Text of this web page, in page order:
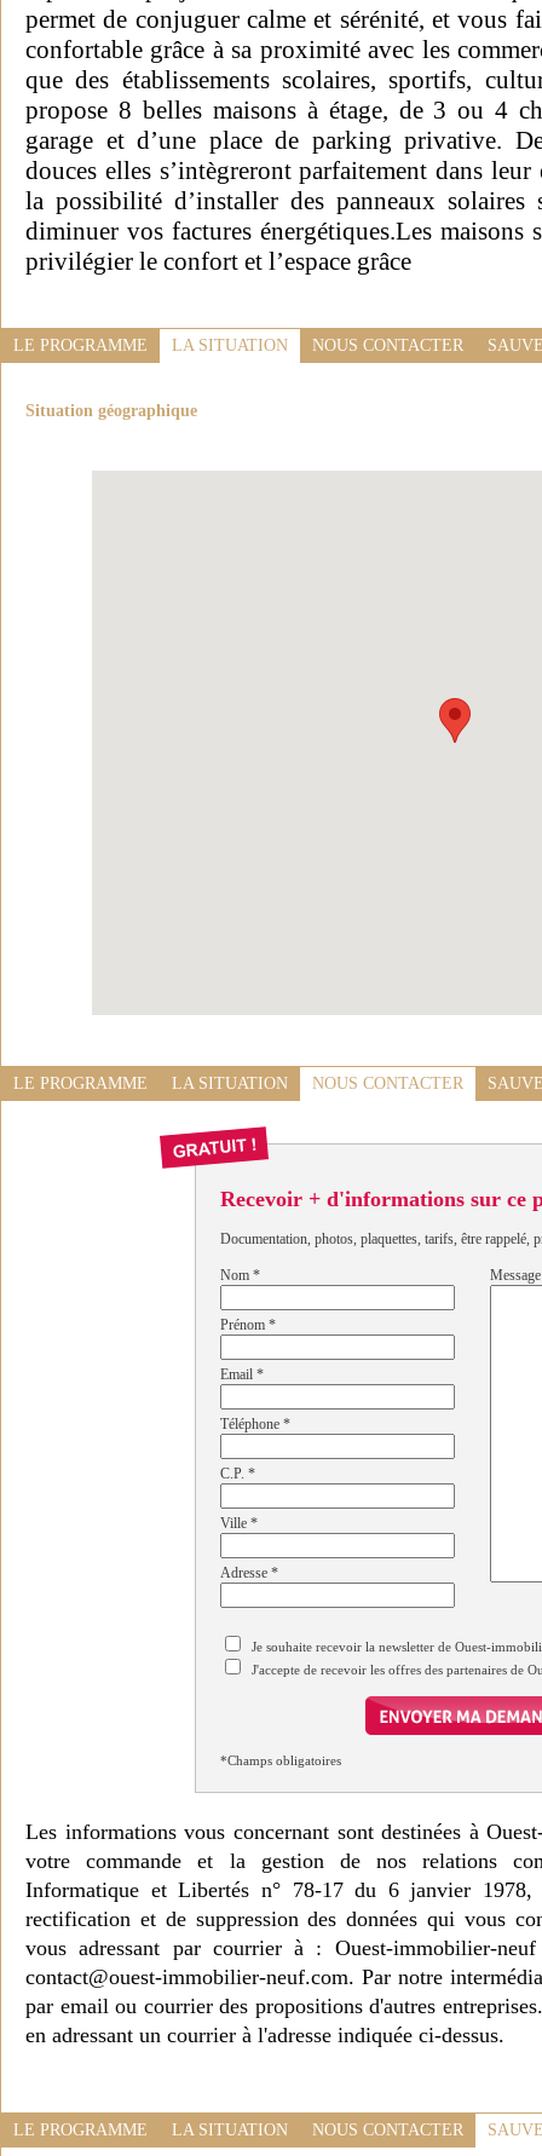
permet de conjuguer calme et sérénité, et vous
confortable grâce à sa proximité avec les
que des établissements scolaires, sportifs,
propose 8 belles maisons à étage, de 3 ou 4
garage et d’une place de parking privative.
douces elles s’intègreront parfaitement dans
la possibilité d’installer des panneaux
diminuer vos factures énergétiques.Les maisons
privilégier le confort et l’espace grâce
LE PROGRAMME LA SITUATION NOUS CONTACTER
Situation géographique
LE PROGRAMME LA SITUATION NOUS CONTACTER
Recevoir + d'informations sur ce
Documentation, photos, plaquettes, tarifs, être rappelé,
Nom *
Prénom *
Email *
Téléphone *
C.P. *
Ville *
Adresse *
Message
Je souhaite recevoir la newsletter de Ouest-
J'accepte de recevoir les offres des partenaires de
*Champs obligatoires
Les informations vous concernant sont destinées à
votre commande et la gestion de nos relations
Informatique et Libertés n° 78-17 du 6 janvier 1978,
rectification et de suppression des données qui vous
vous adressant par courrier à : Ouest-immobilier-
contact@ouest-immobilier-neuf.com. Par notre
par email ou courrier des propositions d'autres
en adressant un courrier à l'adresse indiquée ci-dessus.
LE PROGRAMME LA SITUATION NOUS CONTACTER